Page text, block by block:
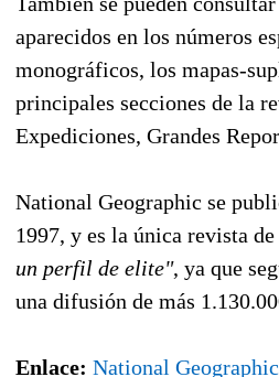
aparecidos en los números
monográficos, los mapas-
principales secciones de la
Expediciones, Grandes
National Geographic se
1997, y es la única revista
un perfil de elite", ya que
una difusión de más
Enlace: National Geographic